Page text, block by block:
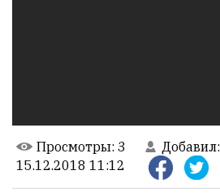
мыслящих.
Сайт
обновляется
Просмотры: 3 Добавил:
15.12.2018 11:12